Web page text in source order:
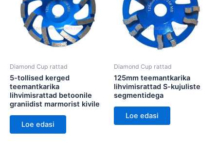
Diamond Cup rattad
5-tollised kerged
teemantkarika
lihvimisrattad betoonile
graniidist marmorist kivile
Loe edasi
Diamond Cup rattad
125mm teemantkarika
lihvimisrattad S-kujuliste
segmentidega
Loe edasi